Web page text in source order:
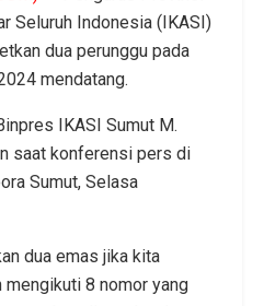
Seluruh Indonesia (IKASI)
dua perunggu pada
mendatang.
IKASI Sumut M.
saat konferensi pers di
Sumut, Selasa
dua emas jika kita
mengikuti 8 nomor yang